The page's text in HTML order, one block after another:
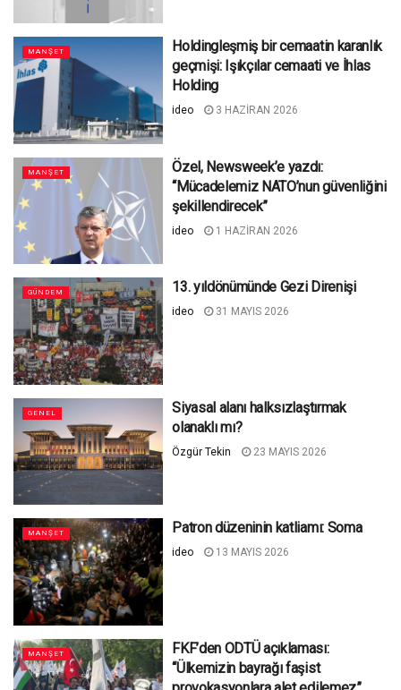
MANŞET
Holdingleşmiş bir cemaatin karanlık
geçmişi: Işıkçılar cemaati ve İhlas
Holding
ideo 3 HAZIRAN 2026
MANŞET
Özel, Newsweek’e yazdı:
“Mücadelemiz NATO’nun güvenliğini
şekillendirecek”
ideo 1 HAZIRAN 2026
GÜNDEM 13. yıldönümünde Gezi Direnişi
ideo 31 MAYIS 2026
GENEL
Siyasal alanı halksızlaştırmak
olanaklı mı?
Özgür Tekin 23 MAYIS 2026
MANŞET Patron düzeninin katliamı: Soma
ideo 13 MAYIS 2026
MANŞET
FKF’den ODTÜ açıklaması:
“Ülkemizin bayrağı faşist